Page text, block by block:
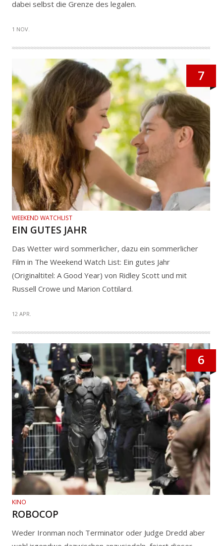
dabei selbst die Grenze des legalen.
1 NOV.
7
WEEKEND WATCHLIST
EIN GUTES JAHR
Das Wetter wird sommerlicher, dazu ein sommerlicher
Film in The Weekend Watch List: Ein gutes Jahr
(Originaltitel: A Good Year) von Ridley Scott und mit
Russell Crowe und Marion Cottilard.
12 APR.
6
KINO
ROBOCOP
Weder Ironman noch Terminator oder Judge Dredd aber